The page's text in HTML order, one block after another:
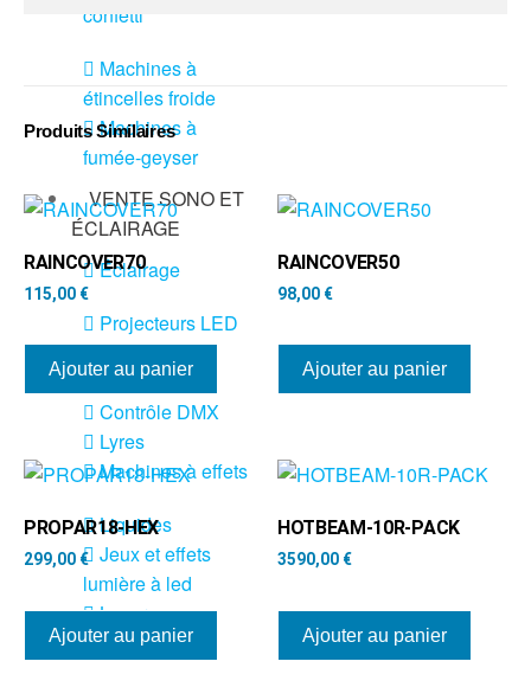
confetti
Machines à
étincelles froide
Machines à
fumée-geyser
VENTE SONO ET
ÉCLAIRAGE
Éclairage
Projecteurs LED
Accessoires
éclairage
Contrôle DMX
Lyres
Machines à effets
Liquides
Jeux et effets
lumière à led
Laser
Strobes
Produits Similaires
RAINCOVER70
115,00 €
Ajouter au panier
RAINCOVER50
98,00 €
Ajouter au panier
PROPAR18-HEX
299,00 €
Ajouter au panier
HOTBEAM-10R-PACK
3590,00 €
Ajouter au panier